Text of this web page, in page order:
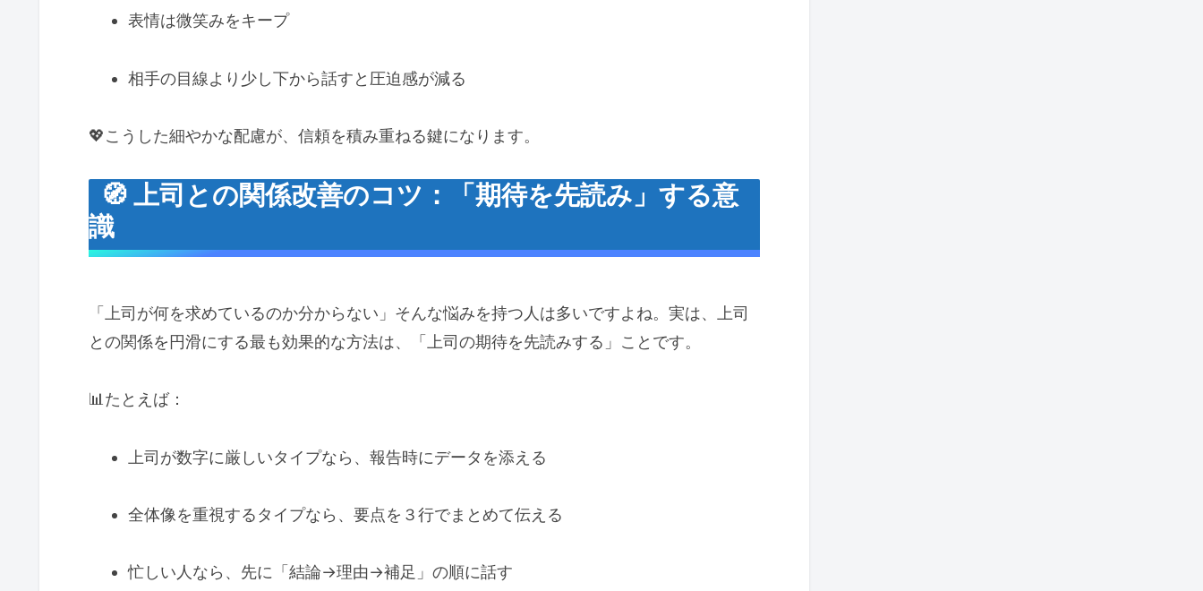
表情は微笑みをキープ
相手の目線より少し下から話すと圧迫感が減る
💖こうした細やかな配慮が、信頼を積み重ねる鍵になります。
🧭 上司との関係改善のコツ：「期待を先読み」する意
識
「上司が何を求めているのか分からない」そんな悩みを持つ人は多いですよね。実は、上司
との関係を円滑にする最も効果的な方法は、「上司の期待を先読みする」ことです。
📊たとえば：
上司が数字に厳しいタイプなら、報告時にデータを添える
全体像を重視するタイプなら、要点を３行でまとめて伝える
忙しい人なら、先に「結論→理由→補足」の順に話す